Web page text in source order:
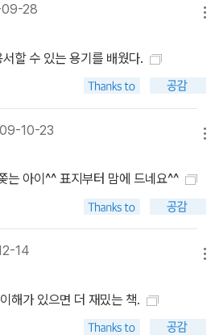
28
할 수 있는 용기를 배웠다.
10-23
는 아이^^ 표지부터 맘에 드네요^^
14
해가 있으면 더 재밌는 책.